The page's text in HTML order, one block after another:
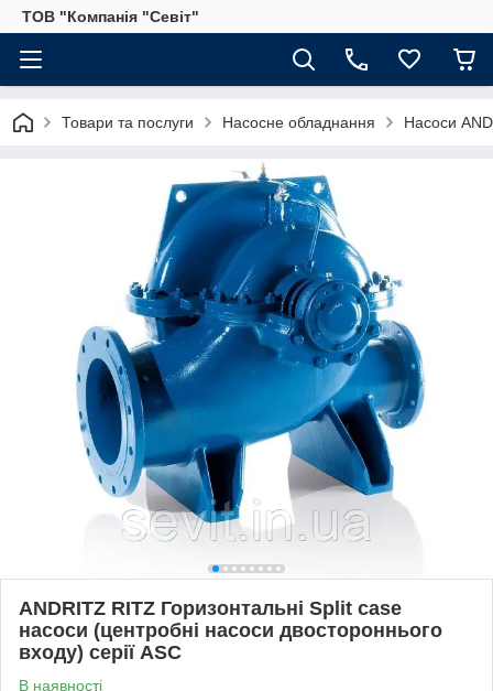
ТОВ "Компанія "Севіт"
Товари та послуги Насосне обладнання Насоси
ANDRITZ RITZ Горизонтальні Split case
насоси (центробні насоси двостороннього
входу) серії ASC
В наявності